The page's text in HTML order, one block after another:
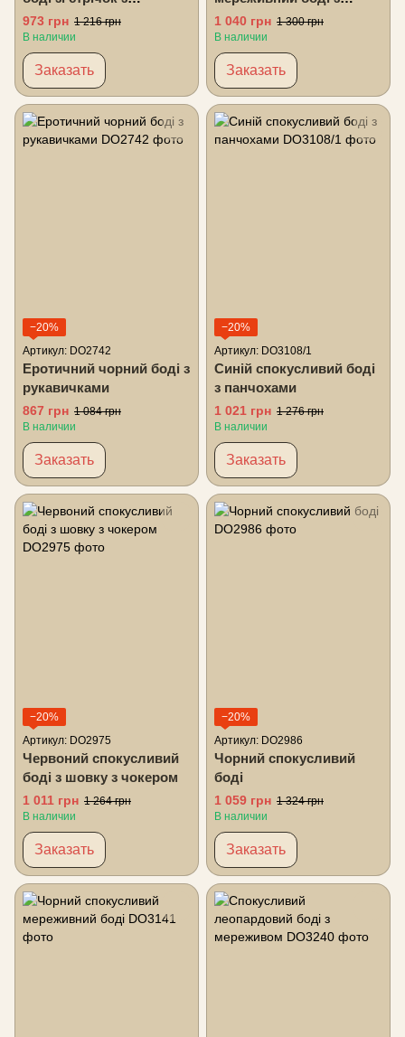
відкритим бюстом
973 грн 1 216 грн
В наличии
Заказать
відкритим доступом
1 040 грн 1 300 грн
В наличии
Заказать
−20%
Артикул: DO2742
Еротичний чорний боді з
рукавичками
867 грн 1 084 грн
В наличии
Заказать
−20%
Артикул: DO3108/1
Синій спокусливий боді
з панчохами
1 021 грн 1 276 грн
В наличии
Заказать
−20%
Артикул: DO2975
Червоний спокусливий
боді з шовку з чокером
1 011 грн 1 264 грн
В наличии
Заказать
−20%
Артикул: DO2986
Чорний спокусливий
боді
1 059 грн 1 324 грн
В наличии
Заказать